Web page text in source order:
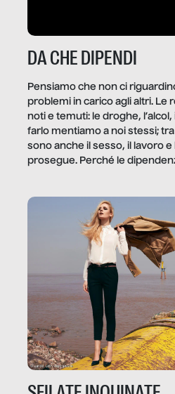
DA CHE DIPENDI
Pensiamo che non ci
problemi in carico agli altri. Le
noti e temuti: le droghe, l’alcol,
farlo mentiamo a noi stessi;
sono anche il sesso, il lavoro e
prosegue. Perché le
trae un guadagno. In questo
quale e come.